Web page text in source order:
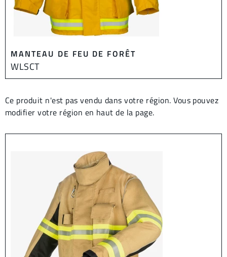
MANTEAU DE FEU DE FORÊT
WLSCT
Ce produit n'est pas vendu dans votre région. Vous pouvez
modifier votre région en haut de la page.